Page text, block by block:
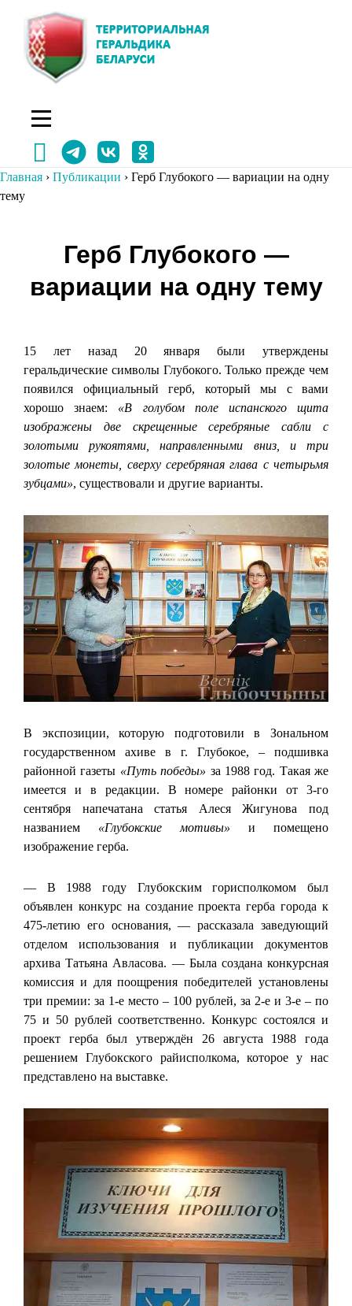
содержимому
Главная › Публикации › Герб Глубокого — вариации на одну
тему
Герб Глубокого —
вариации на одну тему
15 лет назад 20 января были утверждены
геральдические символы Глубокого. Только прежде чем
появился официальный герб, который мы с вами
хорошо знаем: «В голубом поле испанского щита
изображены две скрещенные серебряные сабли с
золотыми рукоятями, направленными вниз, и три
золотые монеты, сверху серебряная глава с четырьмя
зубцами», существовали и другие варианты.
В экспозиции, которую подготовили в Зональном
государственном ахиве в г. Глубокое, – подшивка
районной газеты «Путь победы» за 1988 год. Такая же
имеется и в редакции. В номере районки от 3-го
сентября напечатана статья Алеся Жигунова под
названием «Глубокские мотивы» и помещено
изображение герба.
— В 1988 году Глубокским горисполкомом был
объявлен конкурс на создание проекта герба города к
475-летию его основания, — рассказала заведующий
отделом использования и публикации документов
архива Татьяна Авласова. — Была создана конкурсная
комиссия и для поощрения победителей установлены
три премии: за 1-е место – 100 рублей, за 2-е и 3-е – по
75 и 50 рублей соответственно. Конкурс состоялся и
проект герба был утверждён 26 августа 1988 года
решением Глубокского райисполкома, которое у нас
представлено на выставке.
Навигация
по